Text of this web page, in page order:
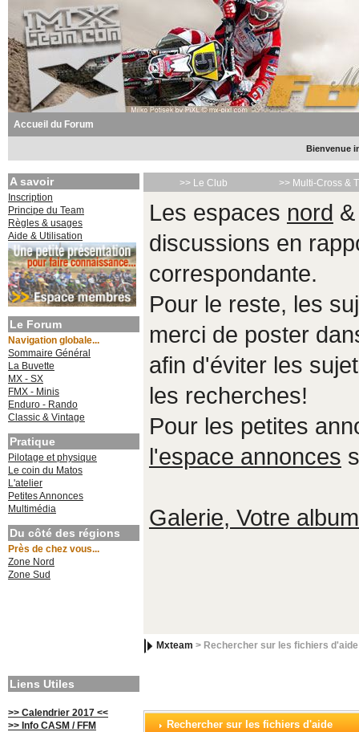
Accueil du Forum
Bienvenue
A savoir
Inscription
Principe du Team
Règles & usages
Aide & Utilisation
Le Forum
Navigation globale...
Sommaire Général
La Buvette
MX - SX
FMX - Minis
Enduro - Rando
Classic & Vintage
Pratique
Pilotage et physique
Le coin du Matos
L'atelier
Petites Annonces
Multimédia
Du côté des régions
Près de chez vous...
Zone Nord
Zone Sud
Liens Utiles
>> Calendrier 2017 <<
>> Info CASM / FFM
>> Le Club >> Multi-Cross &
Les espaces nord
discussions en
correspondante.
Pour le reste, les
merci de poster
afin d'éviter les
les recherches!
Pour les petites
l'espace annonces
Galerie, Votre
Mxteam > Rechercher sur les fichiers d'aide
Rechercher sur les fichiers d'aide